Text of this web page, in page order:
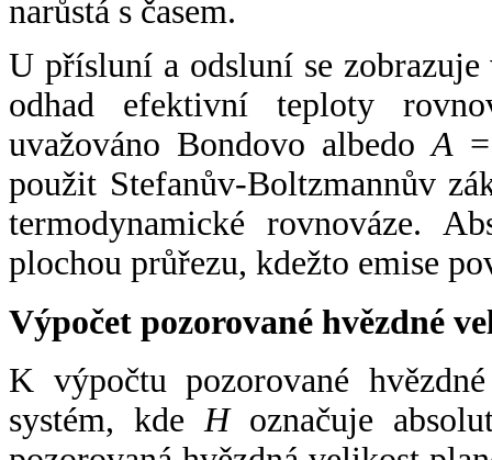
narůstá s časem.
U přísluní a odsluní se
odhad efektivní teploty
uvažováno Bondovo albedoA
použit Stefanův-Boltzmannův
termodynamické rovnováze.
plochou průřezu, kdežto emise
Výpočet pozorované hvězdné
K výpočtu pozorované
systém, kde Hoznačuje